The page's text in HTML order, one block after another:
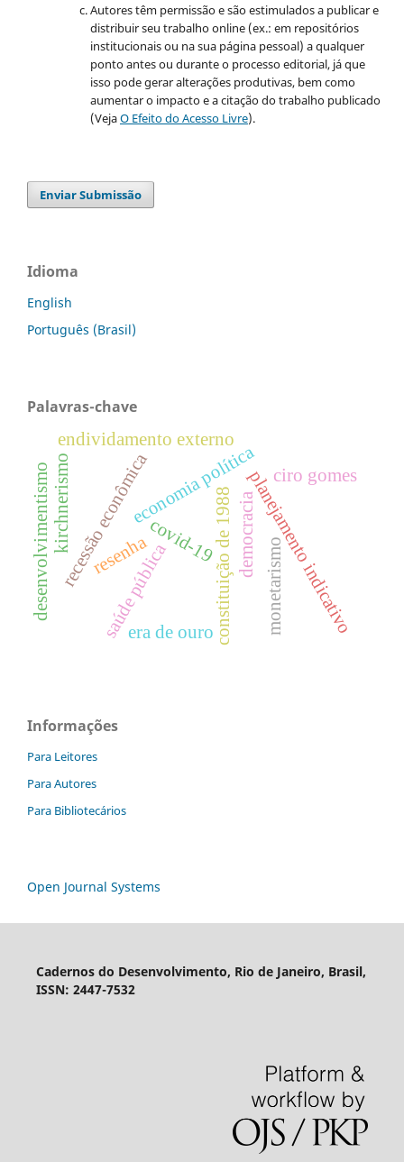
Autores têm permissão e são estimulados a publicar e
distribuir seu trabalho online (ex.: em repositórios
institucionais ou na sua página pessoal) a qualquer
ponto antes ou durante o processo editorial, já que
isso pode gerar alterações produtivas, bem como
aumentar o impacto e a citação do trabalho publicado
(VejaO Efeito do Acesso Livre).
Enviar Submissão
Idioma
English
Português (Brasil)
Palavras-chave
constituição de 1988
economia políticaplanejamento indicativo
endividamento externo
recessão econômicacovid-19
saúde pública monetarismo
era de ouro
democracia
ciro gomes
kirchnerismo
resenha
desenvolvimentismo
Informações
Para Leitores
Para Autores
Para Bibliotecários
Open Journal Systems
Cadernos do Desenvolvimento, Rio de Janeiro, Brasil,
ISSN: 2447-7532